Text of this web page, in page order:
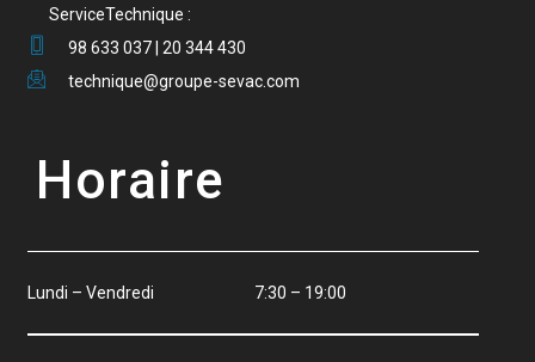
ServiceTechnique :
98 633 037 | 20 344 430
technique@groupe-sevac.com
Horaire
Lundi – Vendredi 7:30 – 19:00